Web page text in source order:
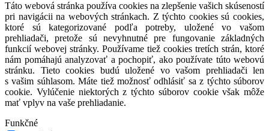
Táto webová stránka používa cookies na zlepšenie vašich skúseností
pri navigácii na webových stránkach. Z týchto cookies sú cookies,
ktoré sú kategorizované podľa potreby, uložené vo vašom
prehliadači, pretože sú nevyhnutné pre fungovanie základných
funkcií webovej stránky. Používame tiež cookies tretích strán, ktoré
nám pomáhajú analyzovať a pochopiť, ako používate túto webovú
stránku. Tieto cookies budú uložené vo vašom prehliadači len
s vašim súhlasom. Máte tiež možnosť odhlásiť sa z týchto súborov
cookie. Vylúčenie niektorých z týchto súborov cookie však môže
mať vplyv na vaše prehliadanie.
Funkčné